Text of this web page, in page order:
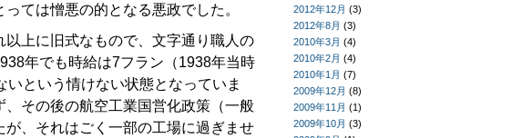
ては憎悪の的となる悪政でした。
上に旧式なもので、文字通り職人の
年でも時給は7フラン（1938年当時
という情けない状態となっていま
その後の航空工業国営化政策（一般
、それはごく一部の工場に過ぎませ
2012年12月 (3)
2012年8月 (3)
2010年3月 (4)
2010年2月 (4)
2010年1月 (7)
2009年12月 (8)
2009年11月 (1)
2009年10月 (3)